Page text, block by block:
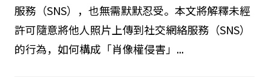
服務（SNS），也無需默默忍受。本文將解釋未經
許可隨意將他人照片上傳到社交網絡服務（SNS）
的行為，如何構成「肖像權侵害」...